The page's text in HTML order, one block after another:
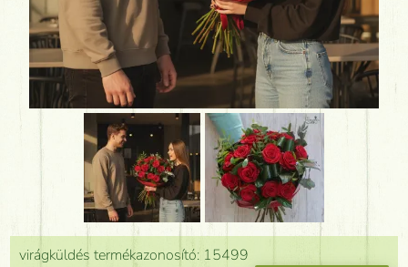
virágküldés termékazonosító: 15499